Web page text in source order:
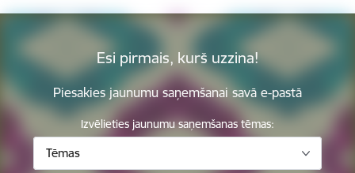
Esi pirmais, kurš uzzina!
Piesakies jaunumu saņemšanai savā e-pastā
Izvēlieties jaunumu saņemšanas tēmas:
Tēmas